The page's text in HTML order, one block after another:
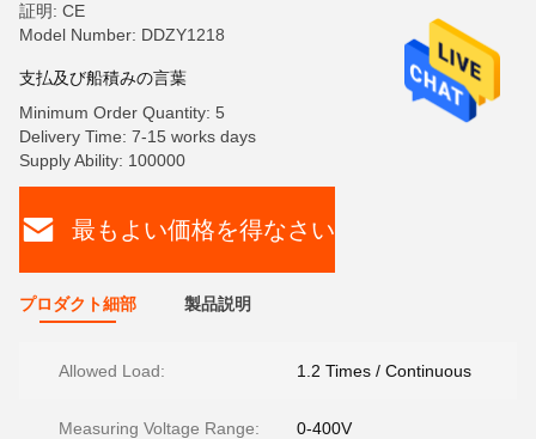
証明: CE
Model Number: DDZY1218
支払及び船積みの言葉
Minimum Order Quantity: 5
Delivery Time: 7-15 works days
Supply Ability: 100000
最もよい価格を得なさい
プロダクト細部 製品説明
Allowed Load: 1.2 Times / Continuous
Measuring Voltage Range: 0-400V